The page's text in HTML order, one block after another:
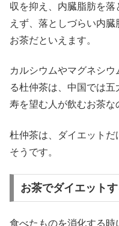
収を抑え、内臓脂肪を
えず、落としづらい内
お茶だといえます。
カルシウムやマグネシ
る杜仲茶は、中国では
寿を望む人が飲むお茶な
杜仲茶は、ダイエットだ
そうです。
お茶でダイエット
食べたものを消化する